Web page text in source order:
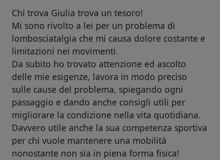
Chi trova Giulia trova un tesoro!
Mi sono rivolto a lei per un problema di
lombosciatalgia che mi causa dolore costante e
limitazioni nei movimenti.
Da subito ho trovato attenzione ed ascolto
delle mie esigenze, lavora in modo preciso
sulle cause del problema, spiegando ogni
passaggio e dando anche consigli utili per
migliorare la condizione nella vita quotidiana.
Davvero utile anche la sua competenza sportiva
per chi vuole mantenere una mobilità
nonostante non sia in piena forma fisica!